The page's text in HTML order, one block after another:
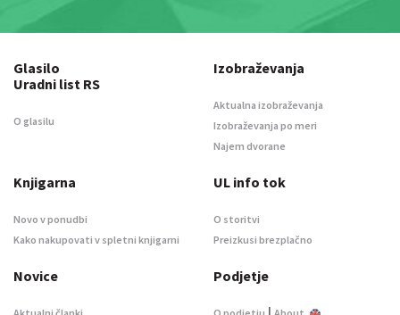
Glasilo
Uradni list RS
O glasilu
Izobraževanja
Aktualna izobraževanja
Izobraževanja po meri
Najem dvorane
Knjigarna
Novo v ponudbi
Kako nakupovati v spletni knjigarni
UL info tok
O storitvi
Preizkusi brezplačno
Novice Podjetje